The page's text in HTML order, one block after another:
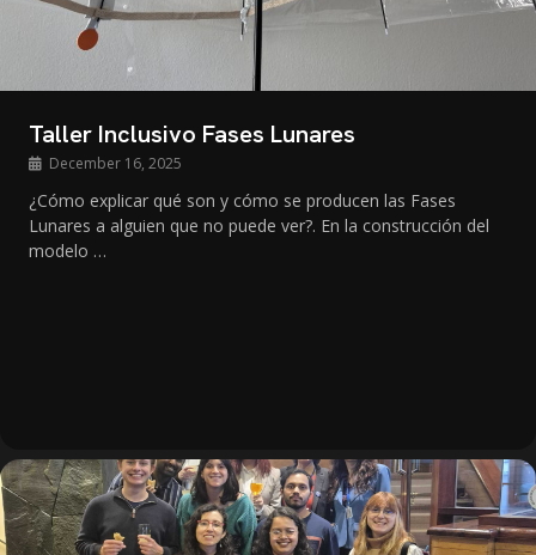
Taller Inclusivo Fases Lunares
December 16, 2025
¿Cómo explicar qué son y cómo se producen las Fases
Lunares a alguien que no puede ver?. En la construcción del
modelo …